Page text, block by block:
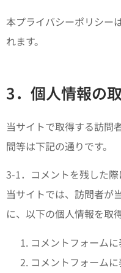
本プライバシーポリシー
れます。
3．個人情報の
当サイトで取得する訪問
間等は下記の通りです。
3-1．コメントを残した
当サイトでは、訪問者が
に、以下の個人情報を取
コメントフォーム
コメントフォーム